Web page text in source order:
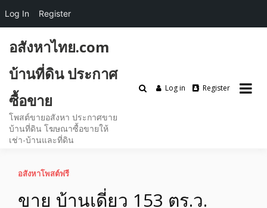
content
อสังหาไทย.com
บ้านที่ดิน ประกาศ
ซื้อขาย
โพสต์ขายอสังหา ประกาศขาย
บ้านที่ดิน โฆษณาซื้อขายให้
เช่า-บ้านและที่ดิน
Log in Register
อสังหาโพสต์ฟรี
ขาย บ้านเดี่ยว 153 ตร.ว.
Log In Register